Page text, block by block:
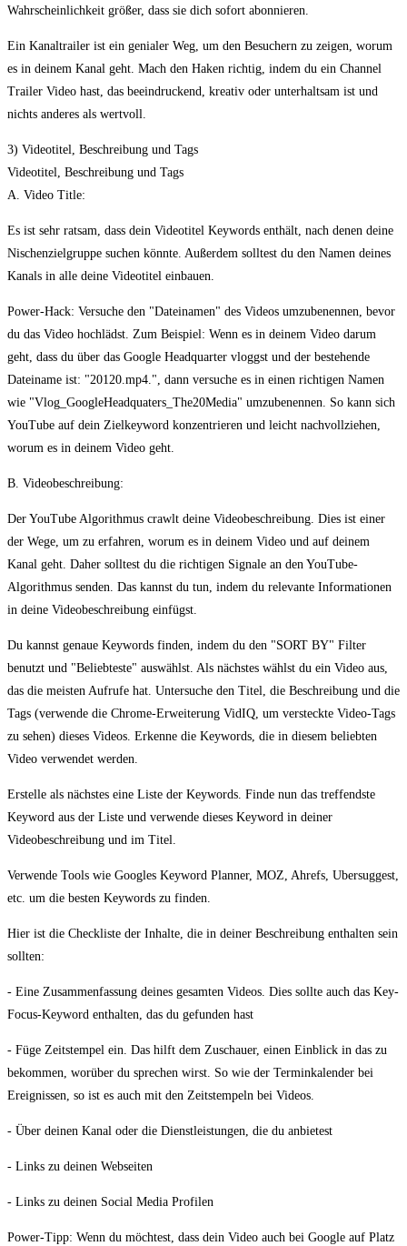
Wahrscheinlichkeit größer, dass sie dich sofort abonnieren.
Ein Kanaltrailer ist ein genialer Weg, um den Besuchern zu zeigen, worum
es in deinem Kanal geht. Mach den Haken richtig, indem du ein Channel
Trailer Video hast, das beeindruckend, kreativ oder unterhaltsam ist und
nichts anderes als wertvoll.
3) Videotitel, Beschreibung und Tags
Videotitel, Beschreibung und Tags
A. Video Title:
Es ist sehr ratsam, dass dein Videotitel Keywords enthält, nach denen deine
Nischenzielgruppe suchen könnte. Außerdem solltest du den Namen deines
Kanals in alle deine Videotitel einbauen.
Power-Hack: Versuche den "Dateinamen" des Videos umzubenennen, bevor
du das Video hochlädst. Zum Beispiel: Wenn es in deinem Video darum
geht, dass du über das Google Headquarter vloggst und der bestehende
Dateiname ist: "20120.mp4.", dann versuche es in einen richtigen Namen
wie "Vlog_GoogleHeadquaters_The20Media" umzubenennen. So kann sich
YouTube auf dein Zielkeyword konzentrieren und leicht nachvollziehen,
worum es in deinem Video geht.
B. Videobeschreibung:
Der YouTube Algorithmus crawlt deine Videobeschreibung. Dies ist einer
der Wege, um zu erfahren, worum es in deinem Video und auf deinem
Kanal geht. Daher solltest du die richtigen Signale an den YouTube-
Algorithmus senden. Das kannst du tun, indem du relevante Informationen
in deine Videobeschreibung einfügst.
Du kannst genaue Keywords finden, indem du den "SORT BY" Filter
benutzt und "Beliebteste" auswählst. Als nächstes wählst du ein Video aus,
das die meisten Aufrufe hat. Untersuche den Titel, die Beschreibung und die
Tags (verwende die Chrome-Erweiterung VidIQ, um versteckte Video-Tags
zu sehen) dieses Videos. Erkenne die Keywords, die in diesem beliebten
Video verwendet werden.
Erstelle als nächstes eine Liste der Keywords. Finde nun das treffendste
Keyword aus der Liste und verwende dieses Keyword in deiner
Videobeschreibung und im Titel.
Verwende Tools wie Googles Keyword Planner, MOZ, Ahrefs, Ubersuggest,
etc. um die besten Keywords zu finden.
Hier ist die Checkliste der Inhalte, die in deiner Beschreibung enthalten sein
sollten:
- Eine Zusammenfassung deines gesamten Videos. Dies sollte auch das Key-
Focus-Keyword enthalten, das du gefunden hast
- Füge Zeitstempel ein. Das hilft dem Zuschauer, einen Einblick in das zu
bekommen, worüber du sprechen wirst. So wie der Terminkalender bei
Ereignissen, so ist es auch mit den Zeitstempeln bei Videos.
- Über deinen Kanal oder die Dienstleistungen, die du anbietest
- Links zu deinen Webseiten
- Links zu deinen Social Media Profilen
Power-Tipp: Wenn du möchtest, dass dein Video auch bei Google auf Platz